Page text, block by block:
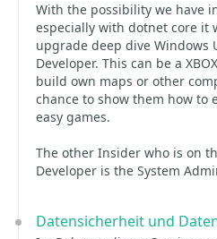
With the possibility we have
especially with dotnet core it
upgrade deep dive Windows
Developer. This can be a
build own maps or other
chance to show them how to
easy games.
The other Insider who is on
Developer is the System
Datensicherheit und